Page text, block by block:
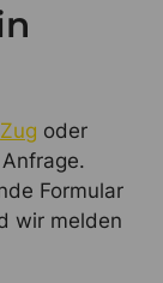
Zug oder
Formular
wir melden